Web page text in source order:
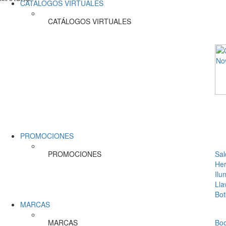
CATÁLOGOS VIRTUALES
CATÁLOGOS VIRTUALES
PROMOCIONES
PROMOCIONES
MARCAS
MARCAS